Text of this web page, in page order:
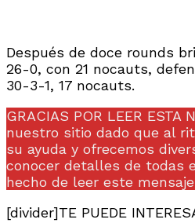
Después de doce rounds
26-0, con 21 nocauts,
30-3-1, 17 nocauts.
GRACIAS POR LEER
nuestro sitio dado que al
su ayuda y ofrecemos
conocer detalles de todas
hecho de leer este
[divider]TE PUEDE